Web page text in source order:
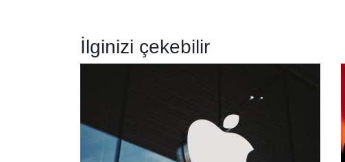
İlginizi çekebilir